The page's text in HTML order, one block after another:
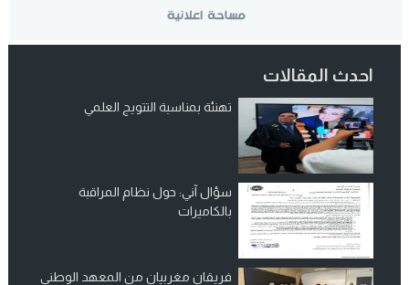
احدث المقالات
تهنئة بمناسبة التتويج العلمي
سؤال آني: حول نظام المراقبة
بالكاميرات
فريقان مغربيان من المعهد الوطني